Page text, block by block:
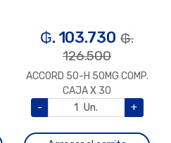
₲. 103.730 ₲.
126.500
ACCORD 50-H 50MG COMP.
CAJA X 30
-
Un. +